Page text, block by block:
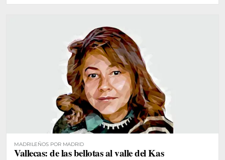
MADRILEÑOS POR MADRID
Vallecas: de las bellotas al valle del Kas